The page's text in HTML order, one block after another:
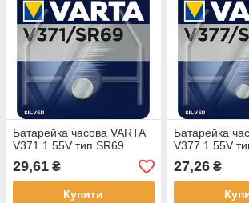
Батарейка часова VARTA
V371 1.55V тип SR69
29,61 ₴
Купити
Батарейка
V377 1.55V
27,26₴